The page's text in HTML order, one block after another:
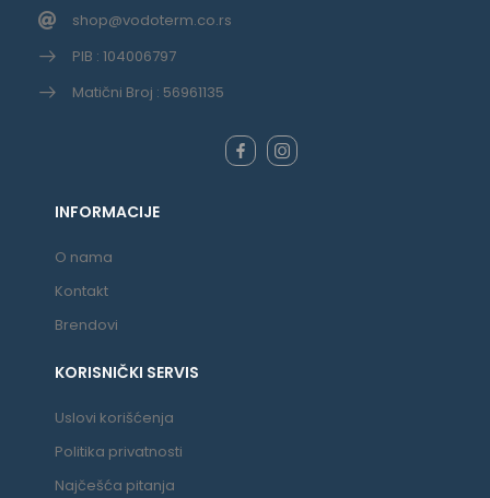
shop@vodoterm.co.rs
PIB : 104006797
Matični Broj : 56961135
INFORMACIJE
O nama
Kontakt
Brendovi
KORISNIČKI SERVIS
Uslovi korišćenja
Politika privatnosti
Najčešća pitanja